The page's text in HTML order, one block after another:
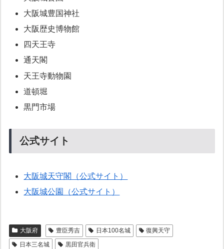
大阪城豊国神社
大阪歴史博物館
四天王寺
通天閣
天王寺動物園
道頓堀
黒門市場
公式サイト
大阪城天守閣（公式サイト）
大阪城公園（公式サイト）
大阪府 豊臣秀吉 日本100名城
復興天守
日本三名城
黒田官兵衛